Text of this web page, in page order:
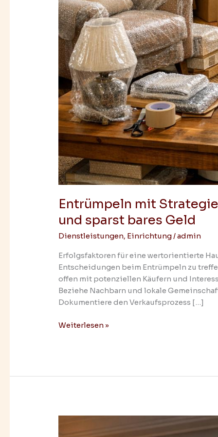
Entrümpeln mit
und sparst bares Geld
Dienstleistungen, Einrichtung/admin
Erfolgsfaktoren für eine wertorientierte
Entscheidungen beim Entrümpeln zu
offen mit potenziellen Käufern und
Beziehe Nachbarn und lokale
Dokumentiere den Verkaufsprozess […]
Weiterlesen »